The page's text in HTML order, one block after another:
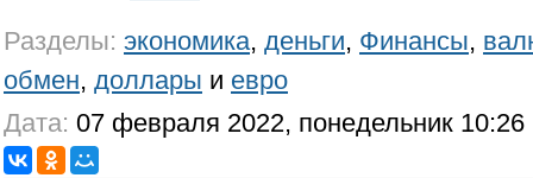
Разделы: экономика, деньги, Финансы,
обмен, доллары и евро
Дата: 07 февраля 2022, понедельник 10:26